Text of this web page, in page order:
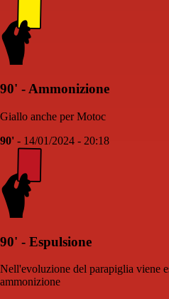
90' - Ammonizione
Giallo anche per Motoc
90' - 14/01/2024 - 20:18
90' - Espulsione
Nell'evoluzione del parapiglia viene
ammonizione